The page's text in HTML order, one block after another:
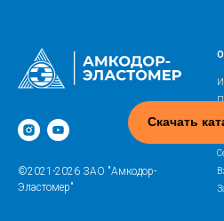
Скачать
©2021-2026 ЗАО "Амкодор-
Эластомер"